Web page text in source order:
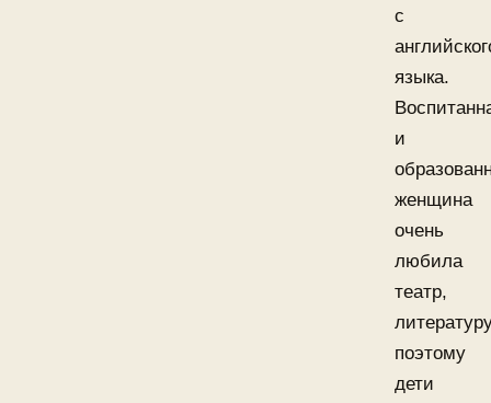
с
языка.
и
женщина
очень
любила
театр,
поэтому
дети